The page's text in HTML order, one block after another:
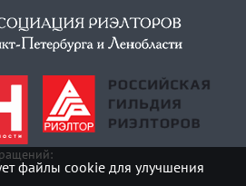
файлы cookie для улучшения